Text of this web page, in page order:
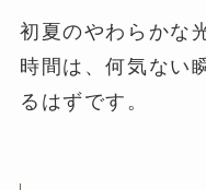
初夏のやわらかな
時間は、何気ない
るはずです。